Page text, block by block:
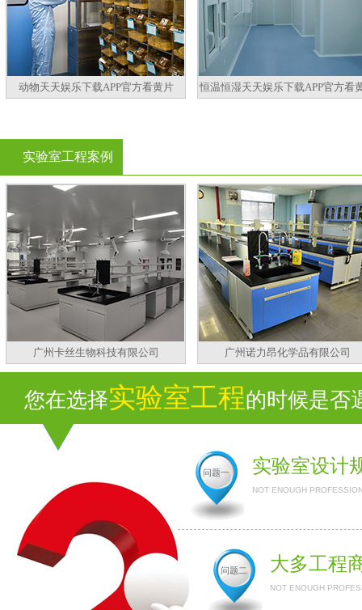
动物天天娱乐下载APP官方看黄片 恒温恒湿天天娱乐下载APP官方看
实验室工程案例
广州卡丝生物科技有限公司 广州诺力昂化学品有限公司
您在选择实验室工程的时候是否
问题一 实验室设计
NOT ENOUGH
问题二 大多工程
NOT ENOUGH